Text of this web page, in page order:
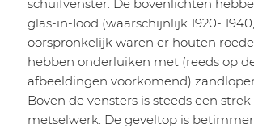
schuifvenster. De bovenlichten
glas-in-Iood (waarschijnlijk 1920- 1940,
oorspronkelijk waren er houten
hebben onderluiken met (reeds op
afbeeldingen voorkomend)
Boven de vensters is steeds een
metselwerk. De geveltop is